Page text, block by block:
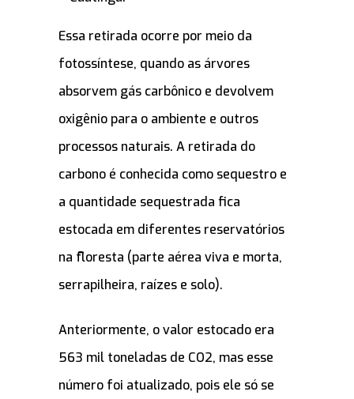
Essa retirada ocorre por meio da
fotossíntese, quando as árvores
absorvem gás carbônico e devolvem
oxigênio para o ambiente e outros
processos naturais. A retirada do
carbono é conhecida como sequestro e
a quantidade sequestrada fica
estocada em diferentes reservatórios
na floresta (parte aérea viva e morta,
serrapilheira, raízes e solo).
Anteriormente, o valor estocado era
563 mil toneladas de CO2, mas esse
número foi atualizado, pois ele só se